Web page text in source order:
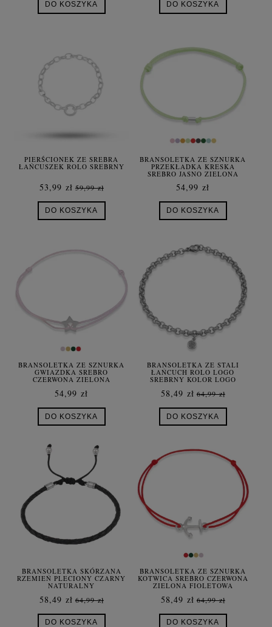
DO KOSZYKA DO KOSZYKA
PIERŚCIONEK ZE SREBRA
ŁAŃCUSZEK ROLO SREBRNY
53,99 zł 59,99 zł
DO KOSZYKA
BRANSOLETKA ZE SZNURKA
PRZEKŁADKA KRESKA
SREBRO JASNO ZIELONA
54,99 zł
DO KOSZYKA
BRANSOLETKA ZE SZNURKA
GWIAZDKA SREBRO
CZERWONA ZIELONA
54,99 zł
DO KOSZYKA
BRANSOLETKA ZE STALI
ŁAŃCUCH ROLO LOGO
SREBRNY KOLOR LOGO
58,49 zł 64,99 zł
DO KOSZYKA
BRANSOLETKA SKÓRZANA
RZEMIEŃ PLECIONY CZARNY
NATURALNY
58,49 zł 64,99 zł
DO KOSZYKA
BRANSOLETKA ZE SZNURKA
KOTWICA SREBRO CZERWONA
ZIELONA FIOLETOWA
58,49 zł 64,99 zł
DO KOSZYKA